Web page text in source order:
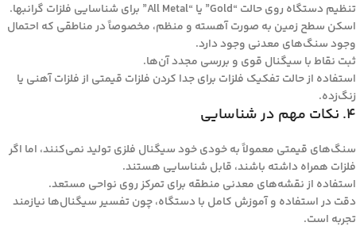
تنظیم دستگاه روی حالت “Gold” یا “All Metal” برای شناسایی فلزات گرانبها.
اسکن سطح زمین به صورت آهسته و منظم، مخصوصاً در مناطقی که احتمال
وجود سنگ‌های معدنی وجود دارد.
ثبت نقاط با سیگنال قوی و بررسی مجدد آن‌ها.
استفاده از حالت تفکیک فلزات برای جدا کردن فلزات قیمتی از فلزات آهنی یا
زنگ‌زده.
4. نکات مهم در شناسایی
سنگ‌های قیمتی معمولاً به خودی خود سیگنال فلزی تولید نمی‌کنند، اما اگر
فلزات همراه داشته باشند، قابل شناسایی هستند.
استفاده از نقشه‌های معدنی منطقه برای تمرکز روی نواحی مستعد.
دقت در استفاده و آموزش کامل با دستگاه، چون تفسیر سیگنال‌ها نیازمند
تجربه است.